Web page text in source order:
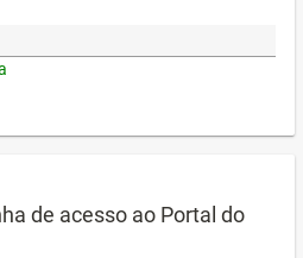
de acesso ao Portal do